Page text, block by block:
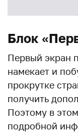
Блок
Первый экран
намекает и
прокрутке
получить
Поэтому в
подробной